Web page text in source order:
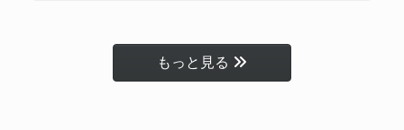
もっと見る